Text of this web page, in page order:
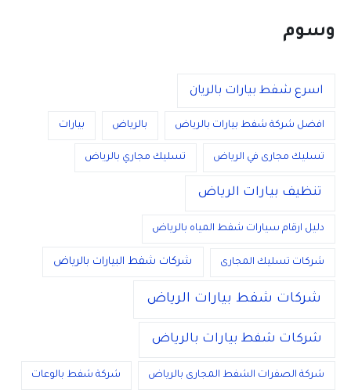
وسوم
اسرع شفط بيارات بالريان
افضل شركة شفط بيارات بالرياض بالرياض بيارات
تسليك مجارى في الرياض تسليك مجاري بالرياض
تنظيف بيارات الرياض
دليل ارقام سيارات شفط المياه بالرياض
شركات تسليك المجارى شركات شفط البيارات بالرياض
شركات شفط بيارات الرياض
شركات شفط بيارات بالرياض
شركة الصفرات الشفط المجارى بالرياض شركة شفط بالوعات